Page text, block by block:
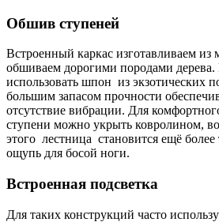
Обшив ступеней
Встроенный каркас изготавливаем из
обшиваем дорогими породами
использовать шпон из экзотических
большим запасом прочности
отсутствие вибрации. Для
ступени можно укрыть ковролином,
этого лестница становится ещё
ощупь для босой ноги.
Встроенная подсветка
Для таких конструкций часто